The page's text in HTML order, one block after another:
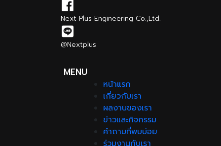
Next Plus Engineering Co.,Ltd.
@Nextplus
MENU
หน้าแรก
เกี่ยวกับเรา
ผลงานของเรา
ข่าวและกิจกรรม
คำถามที่พบบ่อย
ร่วมงานกับเรา